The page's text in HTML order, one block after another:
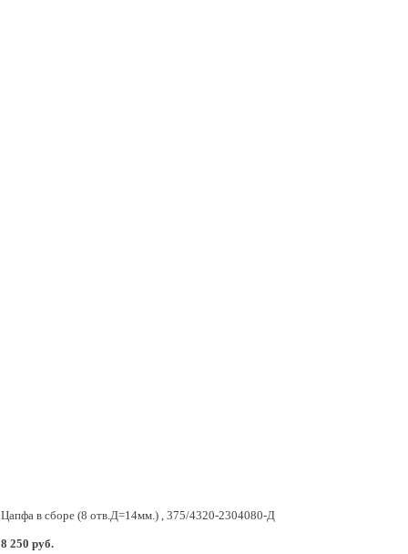
Цапфа в сборе (8 отв.Д=14мм.) , 375/4320-2304080-Д
8 250 руб.